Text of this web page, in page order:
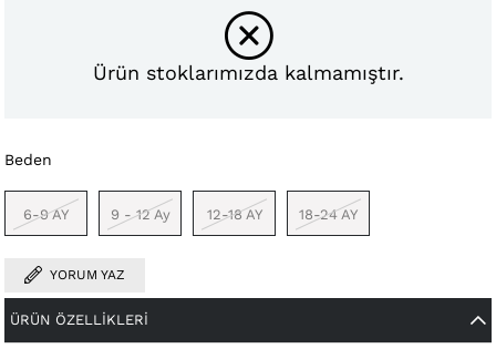
Ürün stoklarımızda kalmamıştır.
Beden
6-9 AY 9 - 12 Ay 12-18 AY 18-24 AY
YORUM YAZ
ÜRÜN ÖZELLIKLERI